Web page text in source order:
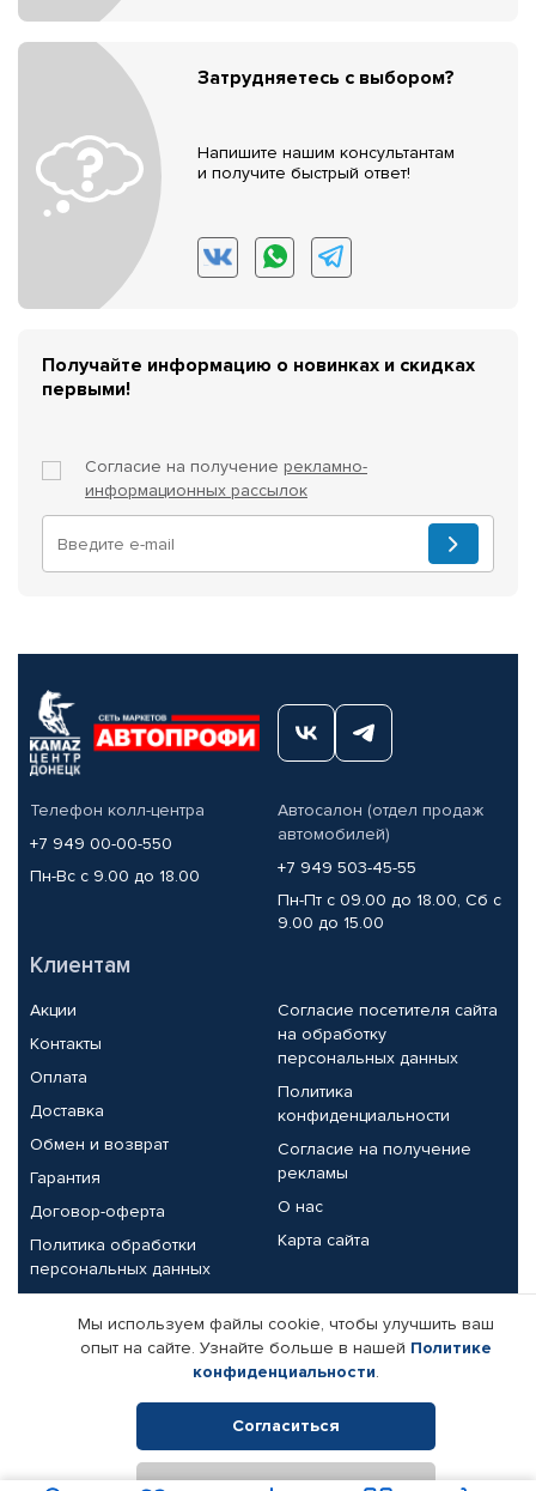
Затрудняетесь с выбором?
Напишите нашим консультантам
и получите быстрый ответ!
Получайте информацию о новинках и скидках
первыми!
Согласие на получение рекламно-
информационных рассылок
Телефон колл-центра
+7 949 00-00-550
Пн-Вс с 9.00 до 18.00
Автосалон (отдел продаж
автомобилей)
+7 949 503-45-55
Пн-Пт с 09.00 до 18.00, Сб с
9.00 до 15.00
Клиентам
Акции
Контакты
Оплата
Доставка
Обмен и возврат
Гарантия
Договор-оферта
Политика обработки
персональных данных
Согласие посетителя сайта
на обработку
персональных данных
Политика
конфиденциальности
Согласие на получение
рекламы
О нас
Карта сайта
Партнерам
Корпоративным клиентам
Поставщикам
Реквизиты компании
Мы используем файлы cookie, чтобы улучшить ваш
опыт на сайте. Узнайте больше в нашей Политике
конфиденциальности.
Согласиться
Отклонить